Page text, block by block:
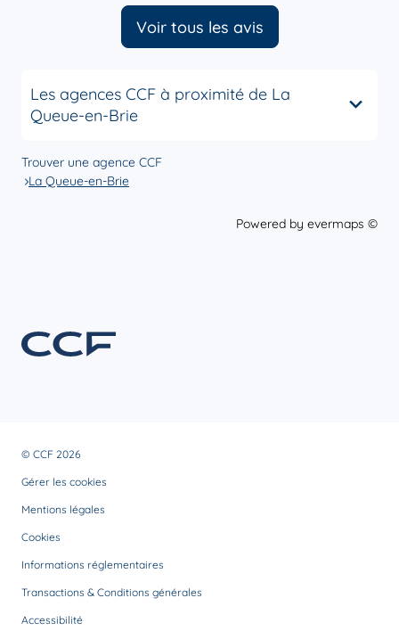
Voir tous les avis
Les agences CCF à proximité de La
Queue-en-Brie
Trouver une agence CCF
La Queue-en-Brie
Powered by evermaps ©
© CCF 2026
Gérer les cookies
Mentions légales
Cookies
Informations réglementaires
Transactions & Conditions générales
Accessibilité